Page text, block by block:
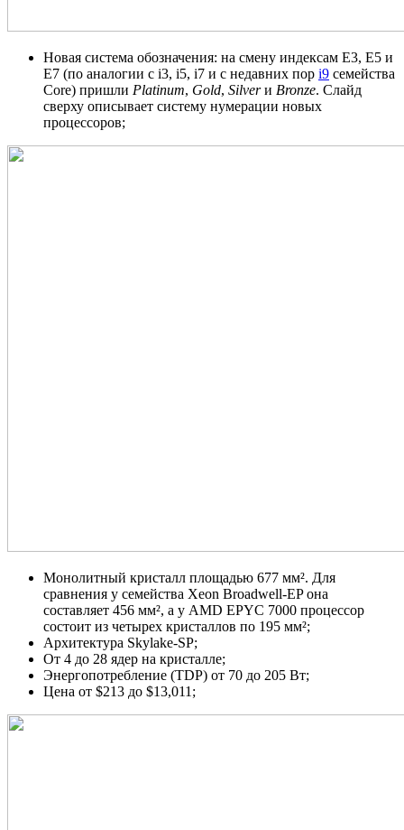
Новая система обозначения: на смену индексам E3, E5 и
E7 (по аналогии с i3, i5, i7 и с недавних пор i9 семейства
Core) пришли Platinum, Gold, Silverи Bronze. Слайд
сверху описывает систему нумерации новых
процессоров;
Монолитный кристалл площадью 677 мм². Для
сравнения у семейства Xeon Broadwell-EP она
составляет 456 мм², а у AMD EPYC 7000 процессор
состоит из четырех кристаллов по 195 мм²;
Архитектура Skylake-SP;
От 4 до 28 ядер на кристалле;
Энергопотребление (TDP) от 70 до 205 Вт;
Цена от $213 до $13,011;